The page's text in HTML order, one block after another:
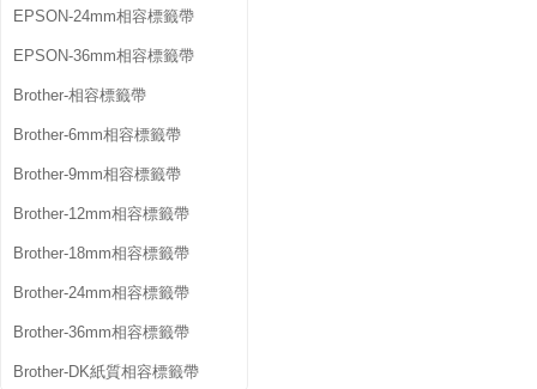
EPSON-24mm相容標籤帶
EPSON-36mm相容標籤帶
Brother-相容標籤帶
Brother-6mm相容標籤帶
Brother-9mm相容標籤帶
Brother-12mm相容標籤帶
Brother-18mm相容標籤帶
Brother-24mm相容標籤帶
Brother-36mm相容標籤帶
Brother-DK紙質相容標籤帶